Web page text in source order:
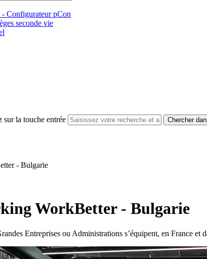
Configurateur pCon
seconde vie
sur la touche entrée
- Bulgarie
WorkBetter - Bulgarie
Entreprises ou Administrations s’équipent, en France